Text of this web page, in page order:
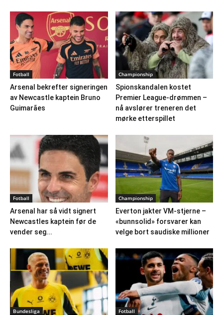
Fotball
Arsenal bekrefter signeringen
av Newcastle kaptein Bruno
Guimarães
Championship
Spionskandalen kostet
Premier League-drømmen –
nå avslører treneren det
mørke etterspillet
Fotball
Arsenal har så vidt signert
Newcastles kaptein før de
vender seg...
Championship
Everton jakter VM-stjerne –
«bunnsolid» forsvarer kan
velge bort saudiske millioner
Bundesliga Fotball